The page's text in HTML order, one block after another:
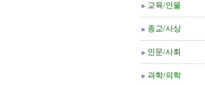
교육/인물
종교/사상
인문/사회
과학/의학